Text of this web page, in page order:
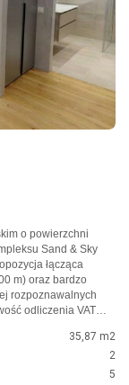
o powierzchni
Sand & Sky
łącząca
m) oraz bardzo
rozpoznawalnych
odliczenia VAT…
35,87 m2
2
5